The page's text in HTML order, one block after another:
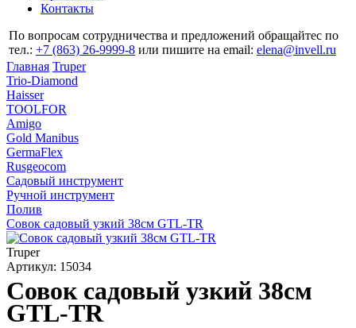
Контакты
По вопросам сотрудничества и предложений обращайтес по
тел.: +7 (863) 26‐9999‐8 или пишите на email: elena@invell.ru
Главная Truper
Trio-Diamond
Haisser
TOOLFOR
Amigo
Gold Manibus
GermaFlex
Rusgeocom
Садовый инструмент
Ручной инструмент
Полив
Совок садовый узкий 38см GTL-TR
Truper
Артикул: 15034
Совок садовый узкий 38см
GTL-TR